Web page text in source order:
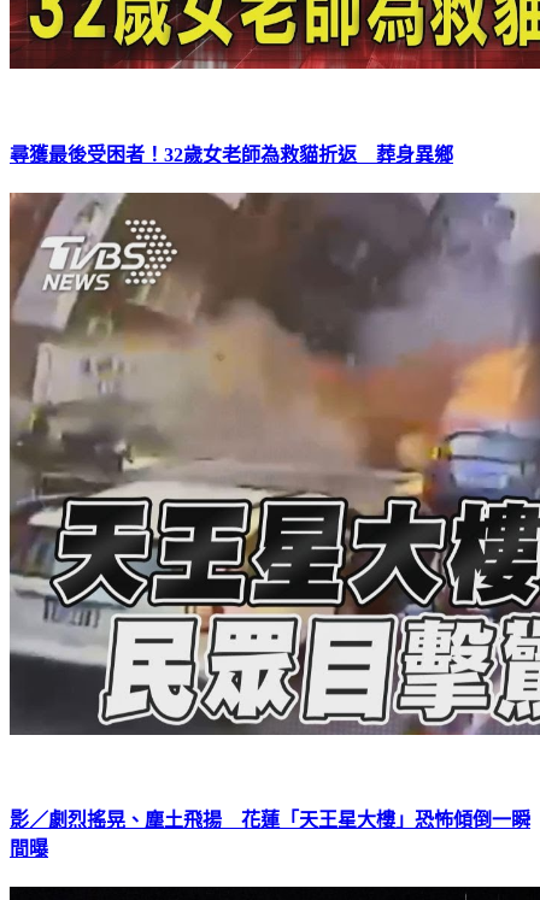
尋獲最後受困者！32歲女老師為救貓折返 葬身異鄉
影／劇烈搖晃、塵土飛揚 花蓮「天王星大樓」恐怖傾倒一瞬
間曝